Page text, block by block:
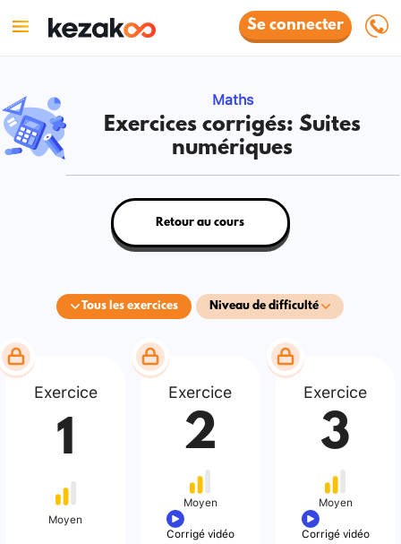
Se connecter
Maths
Exercices corrigés: Suites
numériques
Tous les exercices Niveau de difficulté
Retour au cours
Exercice
1
Moyen
Exercice
2
Moyen
Corrigé vidéo
Exercice
3
Moyen
Corrigé vidéo